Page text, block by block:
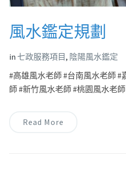
風水鑑定規劃
in 七政服務項目 , 陰陽風水鑑定
#高雄風水老師 #台南風水老師
師 #新竹風水老師 #桃園風水老
Read More